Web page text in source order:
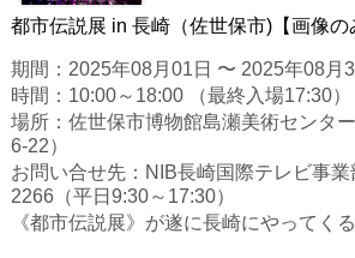
都市伝説展 in 長崎（佐世保市)【画像の
期間：2025年08月01日 〜 2025年08月
時間：10:00～18:00 （最終入場17:30）
場所：佐世保市博物館島瀬美術センタ
6-22）
お問い合せ先：NIB長崎国際テレビ事
2266（平日9:30～17:30）
《都市伝説展》が遂に長崎にやってく
明治日本の産業革命遺産
長崎と天草地方の潜伏キリシタン
関連遺産
大学・専門学校ナビ
ハイスクールナビ
小・中学校ナビ